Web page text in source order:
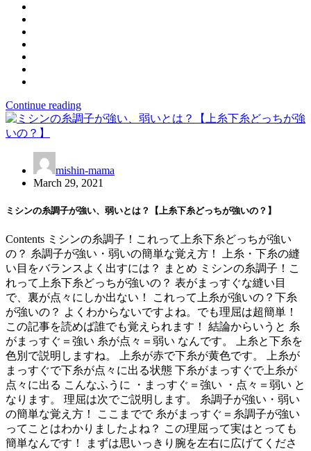
Continue reading
mishin-mama
March 29, 2021
ミシンの糸調子が強い、弱いとは？【上糸下糸どっちが強いの？】
Contents ミシンの糸調子！これって上糸下糸どっちが強い
の？ 糸調子が強い・弱いの簡単な覚え方！ 上糸・下糸の縫
い目をバランスよく出すには？ まとめ ミシンの糸調子！こ
れって上糸下糸どっちが強いの？ 表がまっすぐな縫い目
で、裏が点々にしか出ない！ これって上糸が強いの？下糸
が強いの？ よくわからないですよね。でも理屈は超簡単！
この記事を読めば誰でも覚えられます！ 結論からいうと 糸
がまっすぐ＝強い 糸が点々＝弱い なんです。 上糸と下糸を
色別で説明しますね。 上糸が赤で下糸が黄色です。 上糸が
まっすぐで下糸が点々に出る状態 下糸がまっすぐで上糸が
点々に出る こんなふうに ・まっすぐ＝強い ・点々＝弱い と
なります。 理屈は次でご説明します。 糸調子が強い・弱い
の簡単な覚え方！ ここまでで 糸がまっすぐ＝糸調子が強い
ってことはわかりましたよね？ この理屈って実はとっても
簡単なんです！ まずは思いっきり腕を左右に広げてくださ